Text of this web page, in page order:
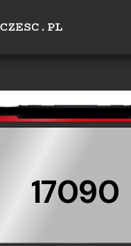
17090